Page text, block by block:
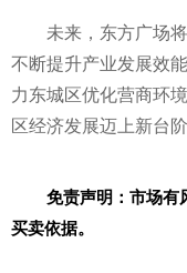
未来，东方广场
不断提升产业发展效
力东城区优化营商环
区经济发展迈上新台阶
免责声明：市场有
买卖依据。